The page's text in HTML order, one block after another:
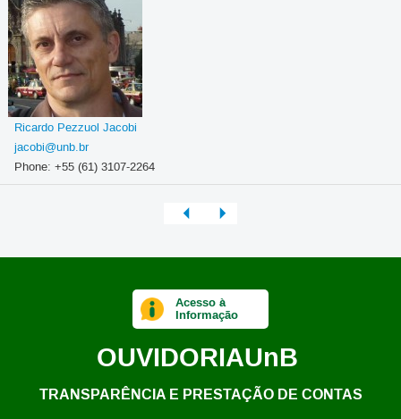
Ricardo Pezzuol Jacobi
jacobi@unb.br
Phone: +55 (61) 3107-2264
Acesso à
Informação
OUVIDORIAUnB
TRANSPARÊNCIA E PRESTAÇÃO DE CONTAS